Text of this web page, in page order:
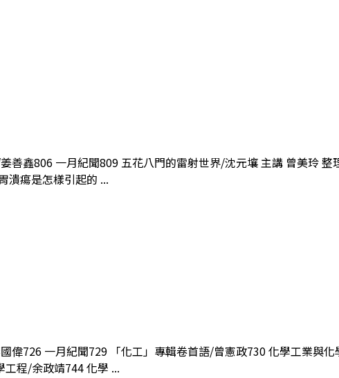
善鑫806 一月紀聞809 五花八門的雷射世界/沈元壤 主講 曾美玲
潰瘍是怎樣引起的 ...
726 一月紀聞729 「化工」專輯卷首語/曾憲政730 化學工業與
程/余政靖744 化學 ...